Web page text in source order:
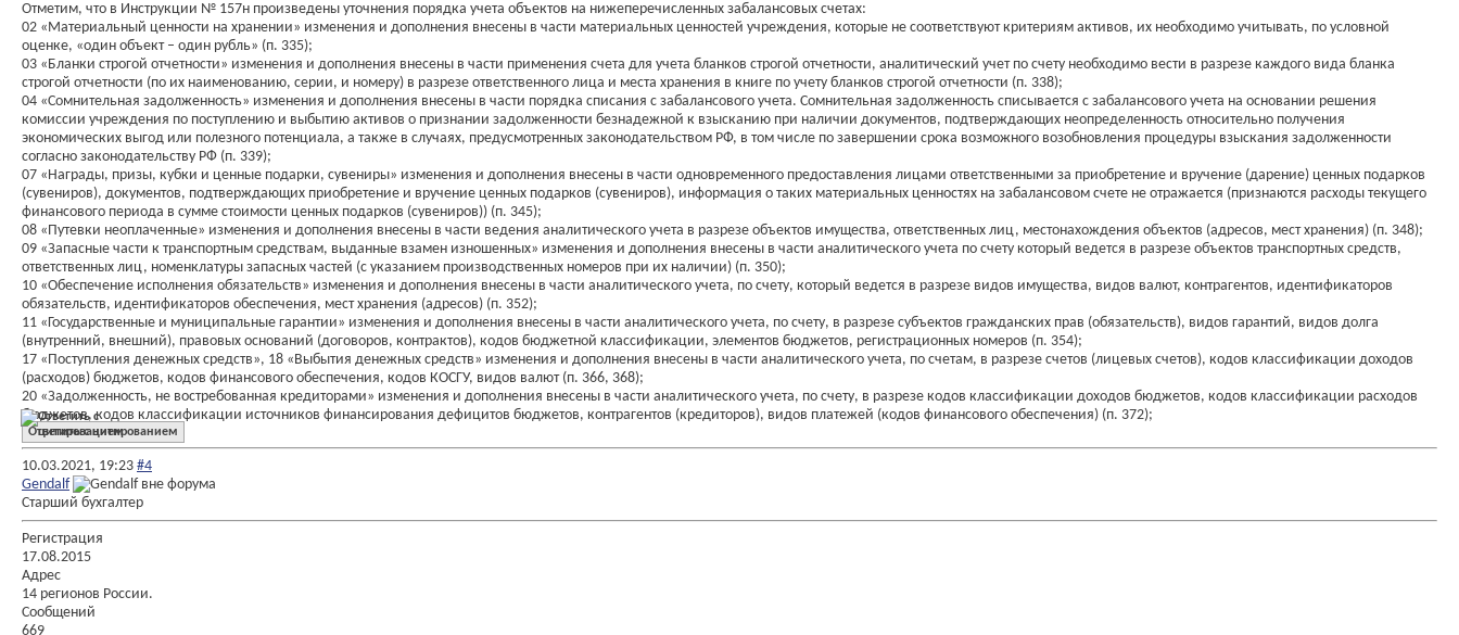
Отметим, что в Инструкции № 157н произведены уточнения порядка учета объектов на нижеперечисленных забалансовых счетах:
02 «Материальный ценности на хранении» изменения и дополнения внесены в части материальных ценностей учреждения, которые не соответствуют критериям активов, их необходимо учитывать, по условной
оценке, «один объект – один рубль» (п. 335);
03 «Бланки строгой отчетности» изменения и дополнения внесены в части применения счета для учета бланков строгой отчетности, аналитический учет по счету необходимо вести в разрезе каждого вида бланка
строгой отчетности (по их наименованию, серии, и номеру) в разрезе ответственного лица и места хранения в книге по учету бланков строгой отчетности (п. 338);
04 «Сомнительная задолженность» изменения и дополнения внесены в части порядка списания с забалансового учета. Сомнительная задолженность списывается с забалансового учета на основании решения
комиссии учреждения по поступлению и выбытию активов о признании задолженности безнадежной к взысканию при наличии документов, подтверждающих неопределенность относительно получения
экономических выгод или полезного потенциала, а также в случаях, предусмотренных законодательством РФ, в том числе по завершении срока возможного возобновления процедуры взыскания задолженности
согласно законодательству РФ (п. 339);
07 «Награды, призы, кубки и ценные подарки, сувениры» изменения и дополнения внесены в части одновременного предоставления лицами ответственными за приобретение и вручение (дарение) ценных подарков
(сувениров), документов, подтверждающих приобретение и вручение ценных подарков (сувениров), информация о таких материальных ценностях на забалансовом счете не отражается (признаются расходы текущего
финансового периода в сумме стоимости ценных подарков (сувениров)) (п. 345);
08 «Путевки неоплаченные» изменения и дополнения внесены в части ведения аналитического учета в разрезе объектов имущества, ответственных лиц, местонахождения объектов (адресов, мест хранения) (п. 348);
09 «Запасные части к транспортным средствам, выданные взамен изношенных» изменения и дополнения внесены в части аналитического учета по счету который ведется в разрезе объектов транспортных средств,
ответственных лиц, номенклатуры запасных частей (с указанием производственных номеров при их наличии) (п. 350);
10 «Обеспечение исполнения обязательств» изменения и дополнения внесены в части аналитического учета, по счету, который ведется в разрезе видов имущества, видов валют, контрагентов, идентификаторов
обязательств, идентификаторов обеспечения, мест хранения (адресов) (п. 352);
11 «Государственные и муниципальные гарантии» изменения и дополнения внесены в части аналитического учета, по счету, в разрезе субъектов гражданских прав (обязательств), видов гарантий, видов долга
(внутренний, внешний), правовых оснований (договоров, контрактов), кодов бюджетной классификации, элементов бюджетов, регистрационных номеров (п. 354);
17 «Поступления денежных средств», 18 «Выбытия денежных средств» изменения и дополнения внесены в части аналитического учета, по счетам, в разрезе счетов (лицевых счетов), кодов классификации доходов
(расходов) бюджетов, кодов финансового обеспечения, кодов КОСГУ, видов валют (п. 366, 368);
20 «Задолженность, не востребованная кредиторами» изменения и дополнения внесены в части аналитического учета, по счету, в разрезе кодов классификации доходов бюджетов, кодов классификации расходов
бюджетов, кодов классификации источников финансирования дефицитов бюджетов, контрагентов (кредиторов), видов платежей (кодов финансового обеспечения) (п. 372);
Ответить с цитированием
10.03.2021, 19:23 #4
Gendalf
Старший бухгалтер
Регистрация
17.08.2015
Адрес
14 регионов России.
Сообщений
669